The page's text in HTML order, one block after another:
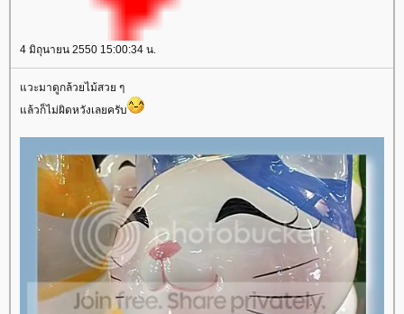
4 มิถุนายน 2550 15:00:34 น.
วะมาดูกล้วยไม้สวย ๆ
ล้วก็ไม่ผิดหวังเลยครับ